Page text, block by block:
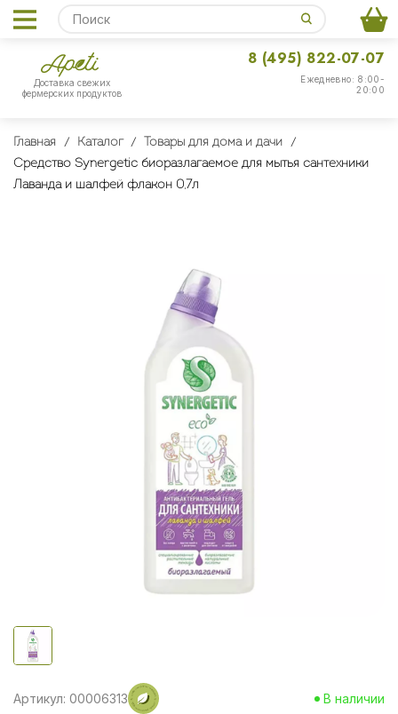
Доставка свежих
фермерских продуктов
Ежедневно: 8:00-
20:00
8 (495) 822-07-07
Главная Каталог
Товары для дома и дачи
Средство Synergetic биоразлагаемое для мытья сантехники
Лаванда и шалфей флакон 0,7л
Артикул: 00006313 В наличии